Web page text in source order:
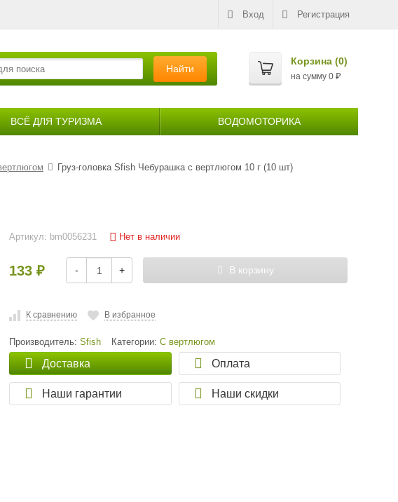
Вход Регистрация
Найти
Корзина (0)
на сумму 0 ₽
ВСЁ ДЛЯ ТУРИЗМА ВОДОМОТОРИКА
Груз-головка Sfish Чебурашка с вертлюгом 10 г (10 шт)
Артикул: bm0056231 Нет в наличии
133₽ - + В корзину
К сравнению В избранное
Производитель:Sfish Категории:С вертлюгом
Доставка Оплата
Наши гарантии Наши скидки